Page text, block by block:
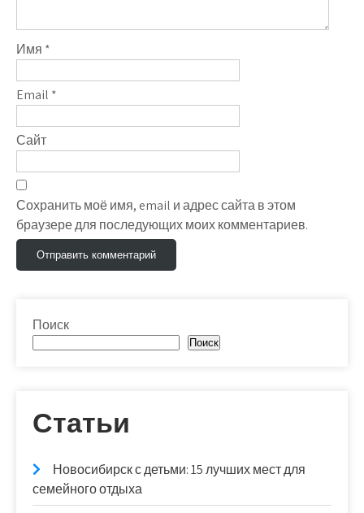
Имя *
Email *
Сайт
Сохранить моё имя, email и адрес сайта в этом
браузере для последующих моих комментариев.
Поиск
Поиск
Статьи
Новосибирск с детьми: 15 лучших мест для
семейного отдыха